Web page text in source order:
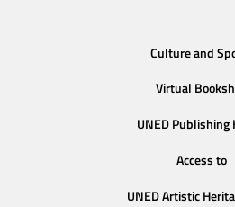
Culture and
Virtual
UNED Publishing
Access to
UNED Artistic